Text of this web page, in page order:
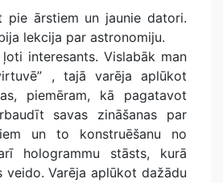
ārstiem un jaunie datori.
lekcija par astronomiju.
interesants. Vislabāk man
, tajā varēja aplūkot
piemēram, kā pagatavot
savas zināšanas par
un to konstruēšanu no
hologrammu stāsts, kurā
veido. Varēja aplūkot dažādu